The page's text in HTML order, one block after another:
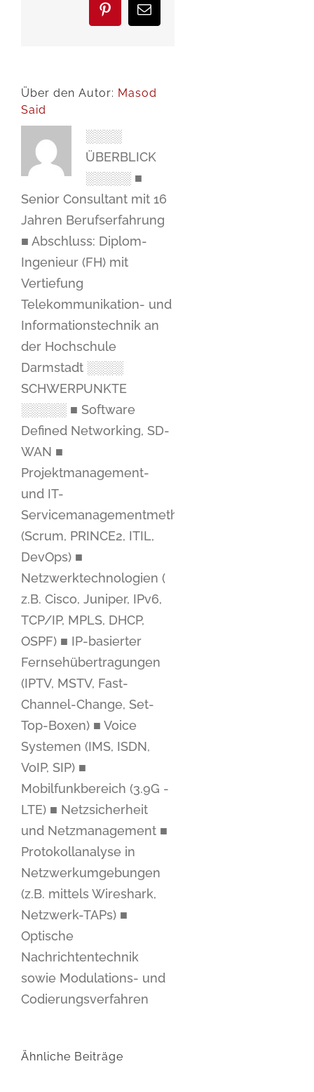
Pinterest
E-
Mail
Über den Autor: Masod
Said
░░░░
ÜBERBLICK
░░░░░ ■
Senior Consultant mit 16
Jahren Berufserfahrung
■ Abschluss: Diplom-
Ingenieur (FH) mit
Vertiefung
Telekommunikation- und
Informationstechnik an
der Hochschule
Darmstadt ░░░░
SCHWERPUNKTE
░░░░░ ■ Software
Defined Networking, SD-
WAN ■
Projektmanagement-
und IT-
Servicemanagementmethoden
(Scrum, PRINCE2, ITIL,
DevOps) ■
Netzwerktechnologien (
z.B. Cisco, Juniper, IPv6,
TCP/IP, MPLS, DHCP,
OSPF) ■ IP-basierter
Fernsehübertragungen
(IPTV, MSTV, Fast-
Channel-Change, Set-
Top-Boxen) ■ Voice
Systemen (IMS, ISDN,
VoIP, SIP) ■
Mobilfunkbereich (3.9G -
LTE) ■ Netzsicherheit
und Netzmanagement ■
Protokollanalyse in
Netzwerkumgebungen
(z.B. mittels Wireshark,
Netzwerk-TAPs) ■
Optische
Nachrichtentechnik
sowie Modulations- und
Codierungsverfahren
Ähnliche Beiträge